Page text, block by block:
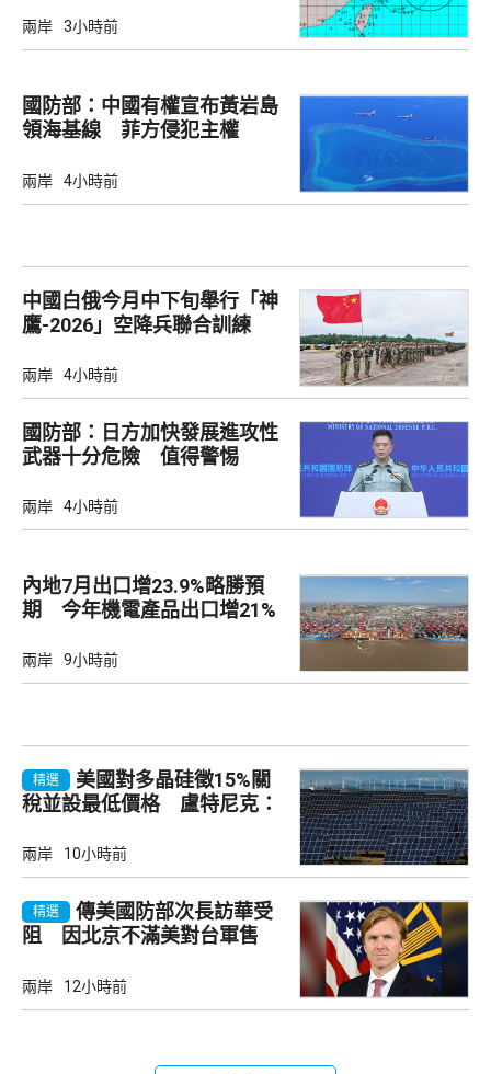
兩岸 3小時前
國防部：中國有權宣布黃岩島
領海基線 菲方侵犯主權
兩岸 4小時前
中國白俄今月中下旬舉行「神
鷹-2026」空降兵聯合訓練
兩岸 4小時前
國防部：日方加快發展進攻性
武器十分危險 值得警惕
兩岸 4小時前
內地7月出口增23.9%略勝預
期 今年機電產品出口增21%
兩岸 9小時前
精選
美國對多晶硅徵15%關
稅並設最低價格 盧特尼克：
兩岸 10小時前
精選
傳美國防部次長訪華受
阻 因北京不滿美對台軍售
兩岸 12小時前